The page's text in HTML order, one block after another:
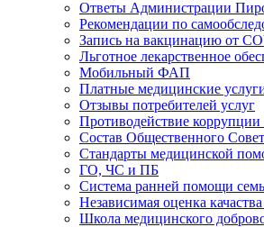
Ответы Администрации
Рекомендации по
Запись на вакцинацию от
Льготное лекарственное
Мобильный ФАП
Платные медицинские
Отзывы потребителей услуг
Противодействие
Состав Общественного
Стандарты медицинской
ГО, ЧС и ПБ
Система ранней помощи
Независимая оценка
Школа медицинского